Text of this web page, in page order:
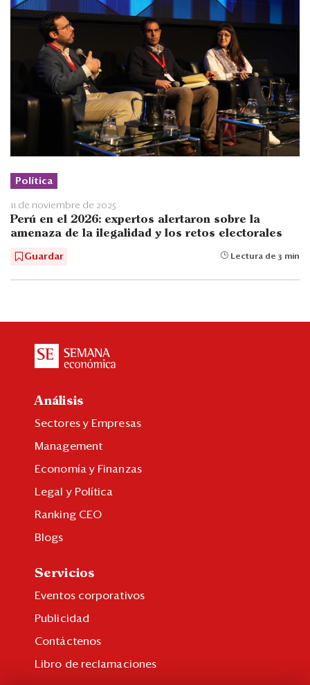
Política
11 de noviembre de 2025
Perú en el 2026: expertos alertaron sobre la
amenaza de la ilegalidad y los retos electorales
Guardar Lectura de 3 min
Análisis
Sectores y Empresas
Management
Economía y Finanzas
Legal y Política
Ranking CEO
Blogs
Servicios
Eventos corporativos
Publicidad
Contáctenos
Libro de reclamaciones